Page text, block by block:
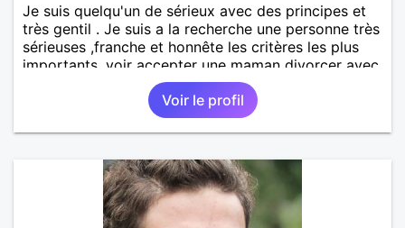
Je suis quelqu'un de sérieux avec des principes et
très gentil . Je suis a la recherche une personne très
sérieuses ,franche et honnête les critères les plus
importants, voir accepter une maman divorcer avec
son enfant il n y a aucun problème. S' abstenir au
personne non sérieuse merci. Recherche dans un
premier temps dialogue et apprendre à connaître la
personne puis dans un deuxième temps relation plus
professionnelle et agent de sécurité privée et
agents SIAP1. ET télésurveillance et vidéo
protection dans les casino supermarché. en CDI
Voir le profil